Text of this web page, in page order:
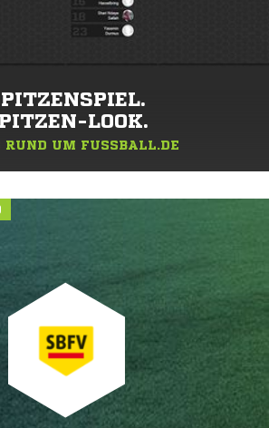
LOOK.
RUND UM FUSSBALL.DE